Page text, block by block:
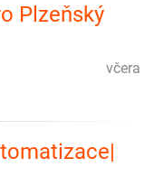
Plzeňský
včera